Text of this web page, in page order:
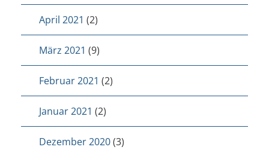
April 2021 (2)
März 2021 (9)
Februar 2021 (2)
Januar 2021 (2)
Dezember 2020(3)